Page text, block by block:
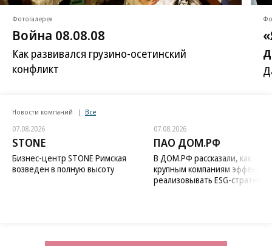
Фотогалерея
Война 08.08.08
Как развивался грузино-осетинский
конфликт
Новости компаний Все
07.08.2026
STONE
Бизнес-центр STONE Римская
возведен в полную высоту
07.08.2026
ПАО ДОМ.РФ
В ДОМ.РФ рассказали, как
крупным компаниям
реализовывать ESG-стратегию